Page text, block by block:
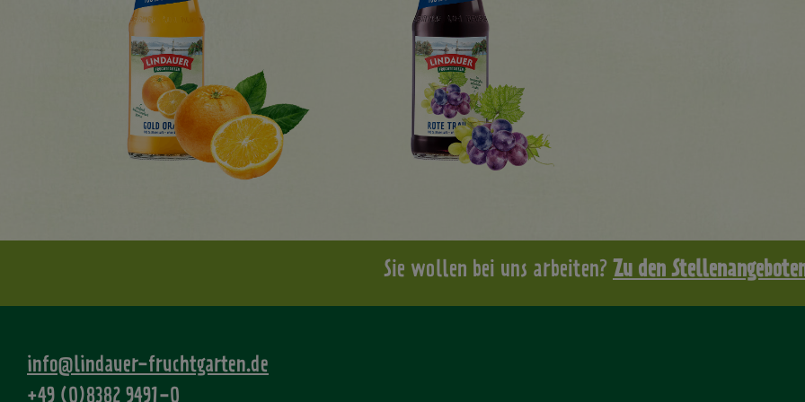
Sie wollen bei uns arbeiten? Zu den
info@lindauer-fruchtgarten.de